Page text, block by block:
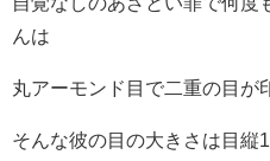
んは
丸アーモンド目で二重の目が
そんな彼の目の大きさは目縦